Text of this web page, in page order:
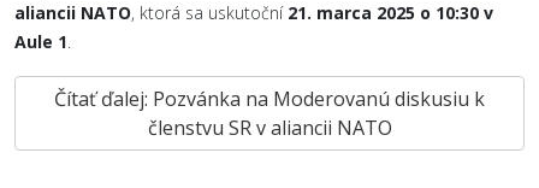
aliancii NATO, ktorá sa uskutoční 21. marca 2025 o 10:30 v
Aule 1.
Čítať ďalej: Pozvánka na Moderovanú diskusiu k
členstvu SR v aliancii NATO